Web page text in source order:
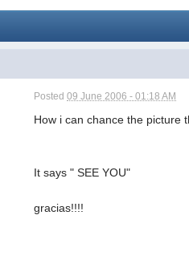
Posted09 June 2006 - 01:18 AM
How i can chance the picture
It says " SEE YOU"
gracias!!!!